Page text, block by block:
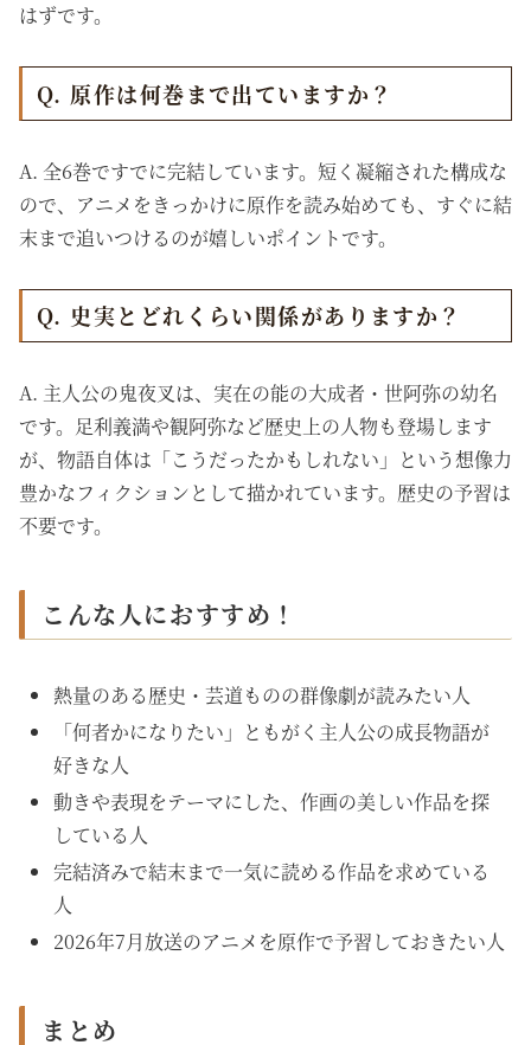
はずです。
Q. 原作は何巻まで出ていますか？
A. 全6巻ですでに完結しています。短く凝縮された構成な
ので、アニメをきっかけに原作を読み始めても、すぐに結
末まで追いつけるのが嬉しいポイントです。
Q. 史実とどれくらい関係がありますか？
A. 主人公の鬼夜叉は、実在の能の大成者・世阿弥の幼名
です。足利義満や観阿弥など歴史上の人物も登場します
が、物語自体は「こうだったかもしれない」という想像力
豊かなフィクションとして描かれています。歴史の予習は
不要です。
こんな人におすすめ！
熱量のある歴史・芸道ものの群像劇が読みたい人
「何者かになりたい」ともがく主人公の成長物語が
好きな人
動きや表現をテーマにした、作画の美しい作品を探
している人
完結済みで結末まで一気に読める作品を求めている
人
2026年7月放送のアニメを原作で予習しておきたい人
まとめ